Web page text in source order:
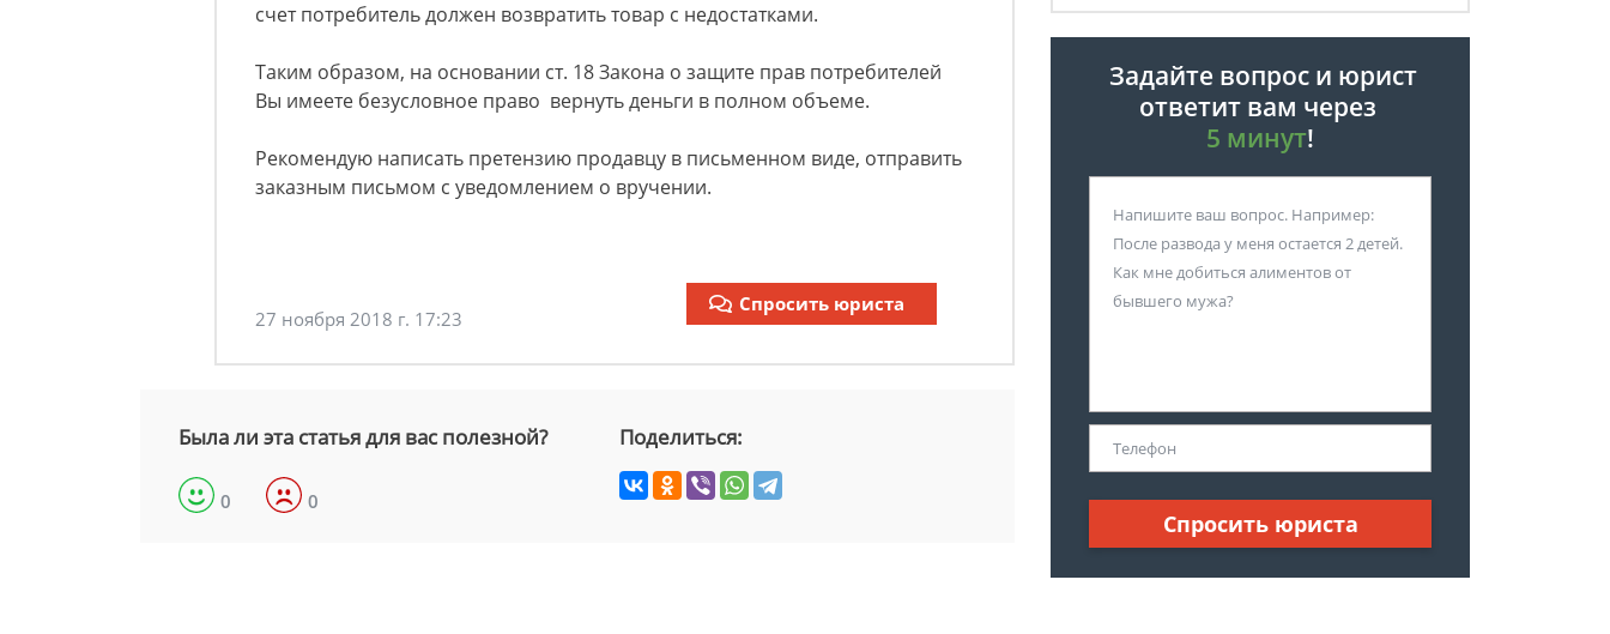
счет потребитель должен возвратить товар с недостатками.
Таким образом, на основании ст. 18 Закона о защите прав потребителей
Вы имеете безусловное право вернуть деньги в полном объеме.
Рекомендую написать претензию продавцу в письменном виде, отправить
заказным письмом с уведомлением о вручении.
27 ноября 2018 г. 17:23
Спросить юриста
Была ли эта статья для вас полезной?
0 0
Поделиться:
Задайте вопрос и юрист
ответит вам через
5 минут!
Спросить юриста